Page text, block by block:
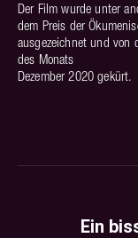
Der Film wurde unter
dem Preis der
ausgezeichnet und von
des Monats
Dezember 2020 gekürt.
Ein